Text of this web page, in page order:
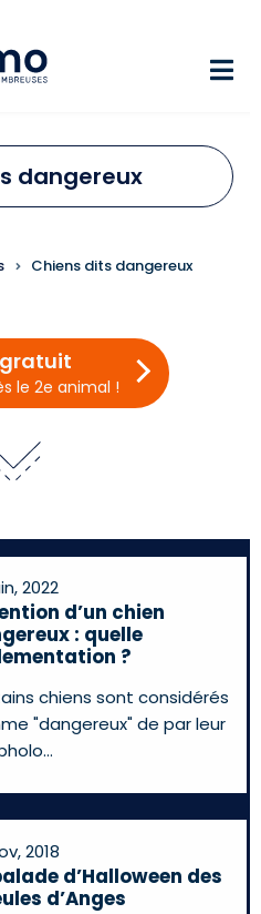
dangereux
FIL D'ARIANE
Chiens dits dangereux
le 2e animal !
2022
d’un chien
: quelle
?
chiens sont considérés
"dangereux" de par leur
2018
d’Halloween des
d’Anges